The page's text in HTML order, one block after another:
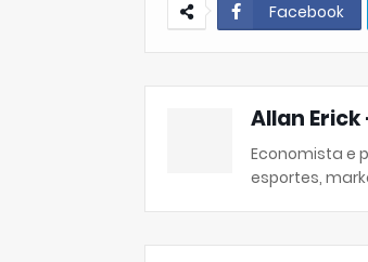
Facebook
Allan
Economista e
esportes,